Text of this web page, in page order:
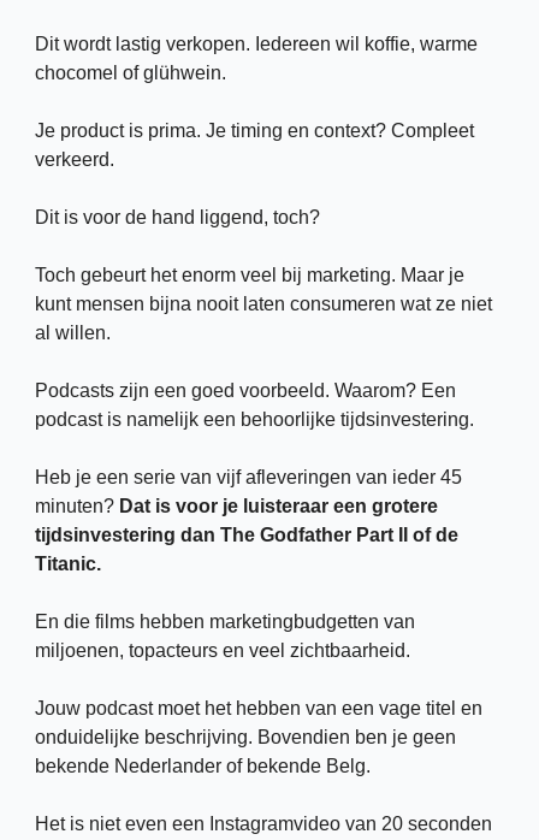
Dit wordt lastig verkopen. Iedereen wil koffie, warme
chocomel of glühwein.
Je product is prima. Je timing en context? Compleet
verkeerd.
Dit is voor de hand liggend, toch?
Toch gebeurt het enorm veel bij marketing. Maar je
kunt mensen bijna nooit laten consumeren wat ze niet
al willen.
Podcasts zijn een goed voorbeeld. Waarom? Een
podcast is namelijk een behoorlijke tijdsinvestering.
Heb je een serie van vijf afleveringen van ieder 45
minuten? Dat is voor je luisteraar een grotere
tijdsinvestering dan The Godfather Part II of de
Titanic.
En die films hebben marketingbudgetten van
miljoenen, topacteurs en veel zichtbaarheid.
Jouw podcast moet het hebben van een vage titel en
onduidelijke beschrijving. Bovendien ben je geen
bekende Nederlander of bekende Belg.
Het is niet even een Instagramvideo van 20 seconden